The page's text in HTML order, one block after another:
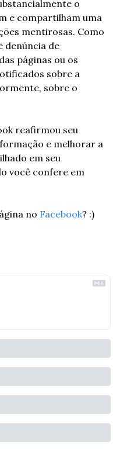
o
e compartilham uma
mentirosas. Como
denúncia de
páginas ou os
sobre a
sobre o
reafirmou seu
e melhorar a
em seu
você confere em
no Facebook? :)